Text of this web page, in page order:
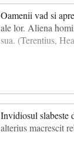
Oamenii vad si
ale lor. Aliena
sua. (Terentius,
Invidiosul slabeste
alterius macrescit